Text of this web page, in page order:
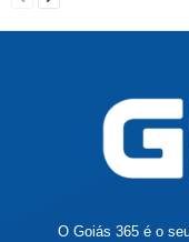
O Goiás 365 é o